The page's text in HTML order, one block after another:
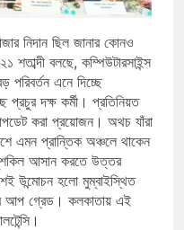
নিদান ছিল জানার কোনও
বলছে, কম্পিউটারসাইন্স
পরিবর্তন এনে দিচ্ছে
প্রচুর দক্ষ কর্মী। প্রতিনিয়ত
করা প্রয়োজন। অথচ যাঁরা
এমন প্রান্তিক অঞ্চলে থাকেন
আসান করতে উত্তর
উন্মোচন হলো মুম্বাইস্থিত
আপ গ্রেড। কলকাতায় এই